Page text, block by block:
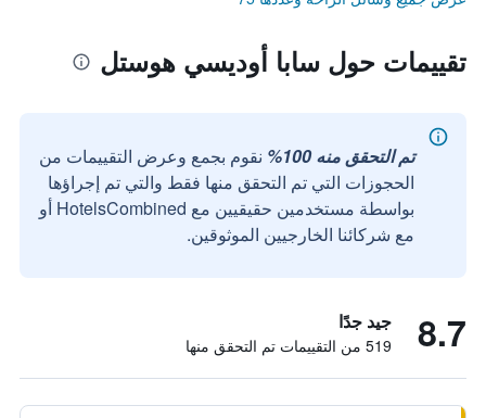
تقييمات حول سابا أوديسي هوستل
تم التحقق منه 100%
نقوم بجمع وعرض التقييمات من
الحجوزات التي تم التحقق منها فقط والتي تم إجراؤها
بواسطة مستخدمين حقيقيين مع HotelsCombined أو
مع شركائنا الخارجيين الموثوقين.
8.7 جيد جدًا
519 من التقييمات تم التحقق منها